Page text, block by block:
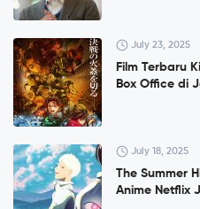
July 23, 2025
Film Terbaru
Box Office di
July 18, 2025
The Summer
Anime Netflix